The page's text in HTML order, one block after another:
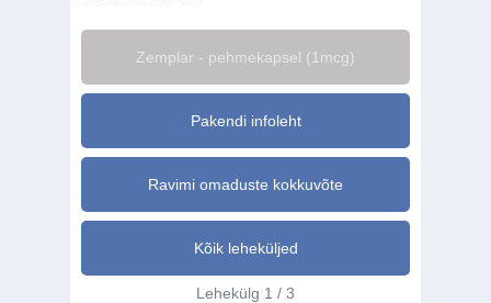
Zemplar - pehmekapsel (1mcg)
Pakendi infoleht
Ravimi omaduste kokkuvõte
Kõik leheküljed
Lehekülg 1 / 3